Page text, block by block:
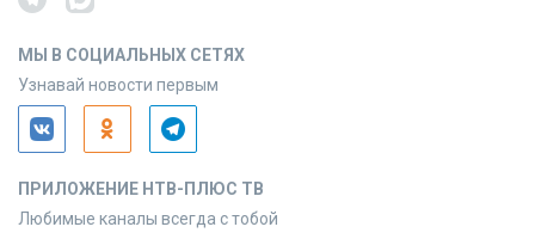
МЫ В СОЦИАЛЬНЫХ СЕТЯХ
Узнавай новости первым
ПРИЛОЖЕНИЕ НТВ-ПЛЮС ТВ
Любимые каналы всегда с тобой